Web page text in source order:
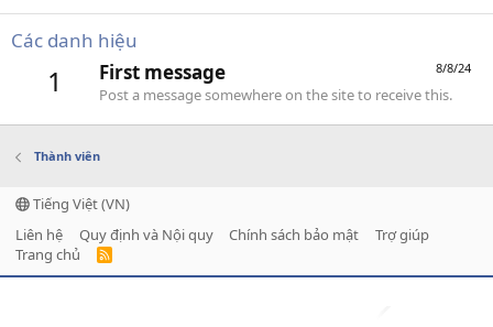
Các danh hiệu
1 8/8/24
First message
Post a message somewhere on the site to receive this.
Thành viên
Tiếng Việt (VN)
Liên hệ
Quy định và Nội quy Chính sách bảo mật
Trợ giúp
Trang chủ
R